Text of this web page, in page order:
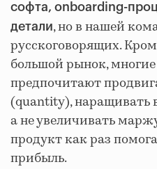
софта, onboarding-
детали, но в нашей
русскоговорящих.
большой рынок,
предпочитают
(quantity), наращивать
а не увеличивать
продукт как раз
прибыль.